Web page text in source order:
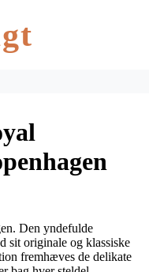
Lille
Den yndefulde
sit originale og klassiske
fremhæves de delikate